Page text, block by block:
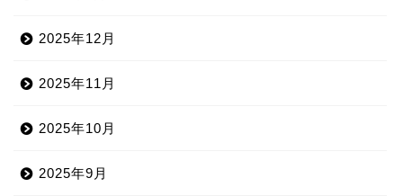
2025年12月
2025年11月
2025年10月
2025年9月